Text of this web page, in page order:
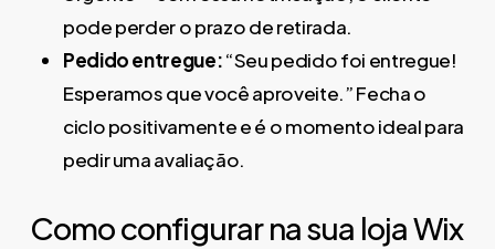
pode perder o prazo de retirada.
Pedido entregue:“Seu pedido foi entregue!
Esperamos que você aproveite.” Fecha o
ciclo positivamente e é o momento ideal para
pedir uma avaliação.
Como configurar na sua loja Wix